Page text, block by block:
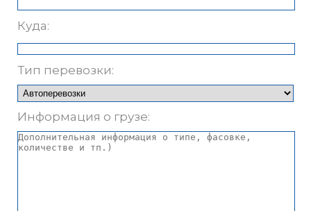
Куда:
Тип перевозки:
Информация о грузе: